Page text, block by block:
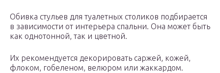
Обивка стульев для туалетных столиков подбирается
в зависимости от интерьера спальни. Она может быть
как однотонной, так и цветной.
Их рекомендуется декорировать саржей, кожей,
флоком, гобеленом, велюром или жаккардом.